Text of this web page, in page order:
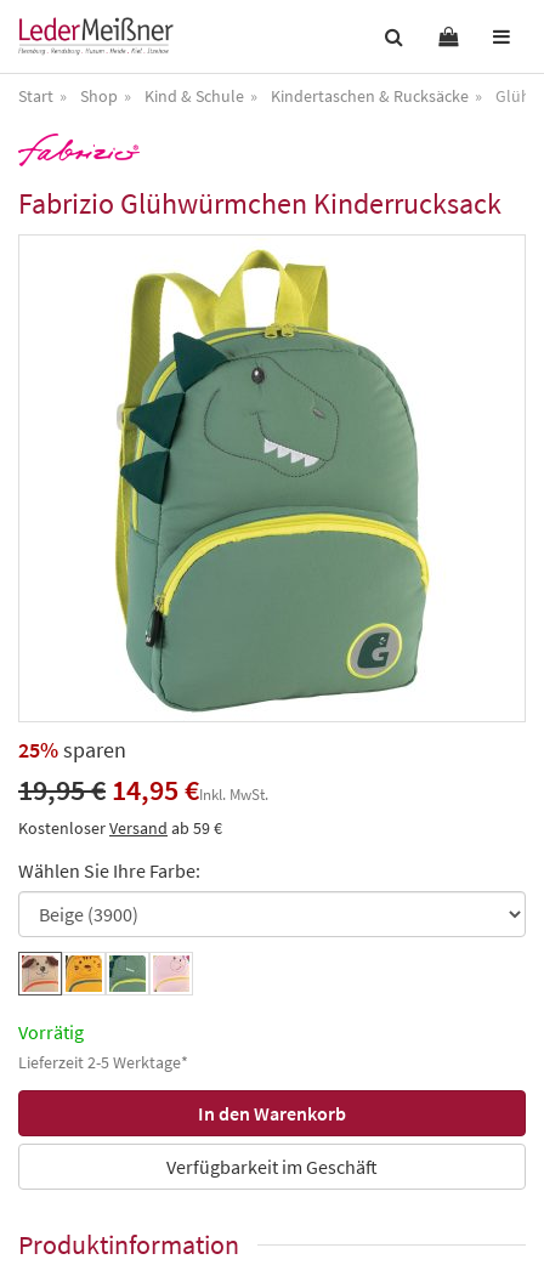
Start Shop Kind & Schule Kindertaschen & Rucksäcke
Fabrizio Glühwürmchen Kinderrucksack
25%sparen
19,95 €14,95 €Inkl. MwSt.
KostenloserVersand ab 59 €
Wählen Sie Ihre Farbe:
Vorrätig
Lieferzeit 2-5 Werktage*
Verfügbarkeit im Geschäft
Produktinformation